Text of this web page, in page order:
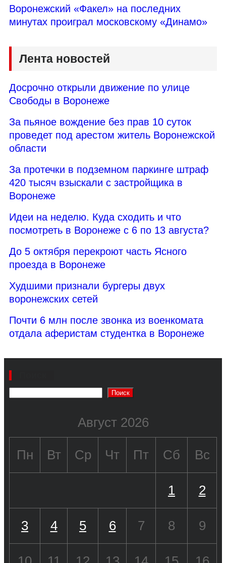
Воронежский «Факел» на последних
минутах проиграл московскому «Динамо»
Лента новостей
Досрочно открыли движение по улице
Свободы в Воронеже
За пьяное вождение без прав 10 суток
проведет под арестом житель Воронежской
области
За протечки в подземном паркинге штраф
420 тысяч взыскали с застройщика в
Воронеже
Идеи на неделю. Куда сходить и что
посмотреть в Воронеже с 6 по 13 августа?
До 5 октября перекроют часть Ясного
проезда в Воронеже
Худшими признали бургеры двух
воронежских сетей
Почти 6 млн после звонка из военкомата
отдала аферистам студентка в Воронеже
Поиск
Август 2026
Пн Вт Ср Чт Пт Сб Вс
1 2
3 4 5 6 7 8 9